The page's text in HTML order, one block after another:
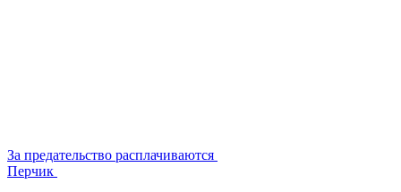
За предательство расплачиваются
Перчик